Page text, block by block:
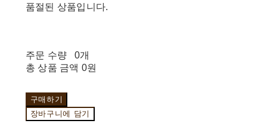
품절된 상품입니다.
주문 수량
0개
총 상품 금액 0원
구매하기
장바구니에 담기